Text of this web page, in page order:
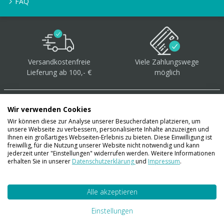
Versandkostenfreie
Lieferung ab 100,- €
Viele Zahlungswege
möglich
Über 40.000 Artikel auf
Lager
Wir verwenden Cookies
Wir können diese zur Analyse unserer Besucherdaten platzieren, um
unsere Webseite zu verbessern, personalisierte Inhalte anzuzeigen und
Ihnen ein großartiges Webseiten-Erlebnis zu bieten. Diese Einwilligung ist
freiwillig, für die Nutzung unserer Website nicht notwendig und kann
jederzeit unter "Einstellungen" widerrufen werden. Weitere Informationen
erhalten Sie in unserer Datenschutzerklärungund Impressum.
Alle akzeptieren
Einstellungen